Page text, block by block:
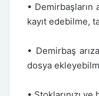
• Demirbaşların
kayıt edebilme,
• Demirbaş
dosya